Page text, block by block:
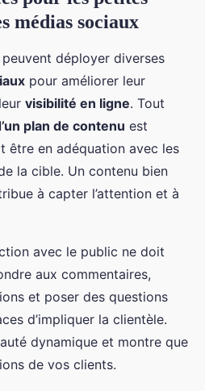
médias sociaux
déployer diverses
pour améliorer leur
visibilité en ligne. Tout
plan de contenu est
être en adéquation avec les
la cible. Un contenu bien
à capter l’attention et à
avec le public ne doit
aux commentaires,
et poser des questions
d’impliquer la clientèle.
dynamique et montre que
de vos clients.